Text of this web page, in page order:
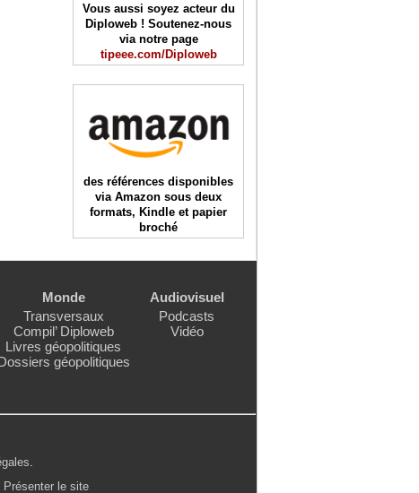
Vous aussi soyez acteur du
Diploweb ! Soutenez-nous
via notre page
tipeee.com/Diploweb
des références disponibles
via Amazon sous deux
formats, Kindle et papier
broché
Monde
Transversaux
Compil’ Diploweb
Livres géopolitiques
géopolitiques
Audiovisuel
Podcasts
Vidéo
Présenter le site